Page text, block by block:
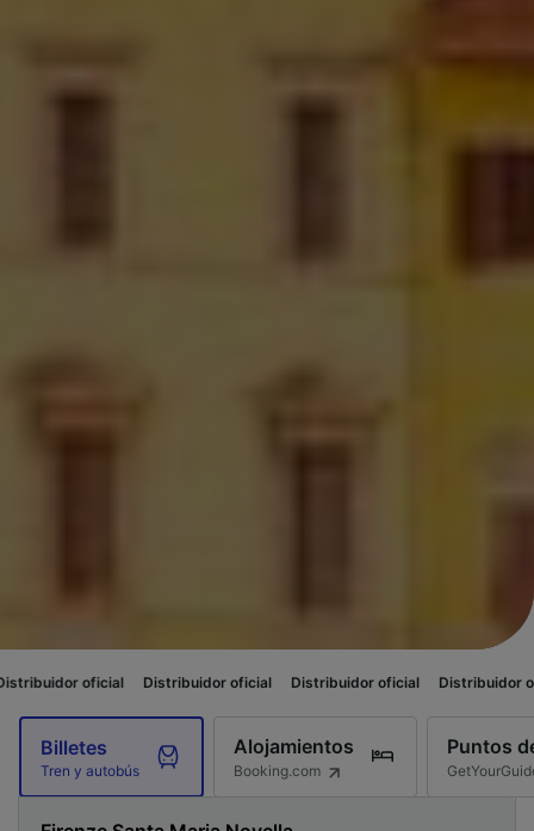
Distribuidor oficial Distribuidor oficial Distribuidor oficial
Billetes
Tren y autobús
Alojamientos
Booking.com
Puntos